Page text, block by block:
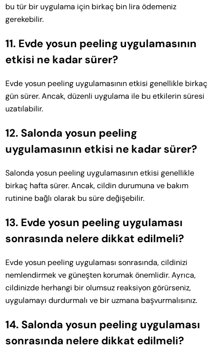
bu tür bir uygulama için birkaç bin lira ödemeniz
gerekebilir.
11. Evde yosun peeling uygulamasının
etkisi ne kadar sürer?
Evde yosun peeling uygulamasının etkisi genellikle birkaç
gün sürer. Ancak, düzenli uygulama ile bu etkilerin süresi
uzatılabilir.
12. Salonda yosun peeling
uygulamasının etkisi ne kadar sürer?
Salonda yosun peeling uygulamasının etkisi genellikle
birkaç hafta sürer. Ancak, cildin durumuna ve bakım
rutinine bağlı olarak bu süre değişebilir.
13. Evde yosun peeling uygulaması
sonrasında nelere dikkat edilmeli?
Evde yosun peeling uygulaması sonrasında, cildinizi
nemlendirmek ve güneşten korumak önemlidir. Ayrıca,
cildinizde herhangi bir olumsuz reaksiyon görürseniz,
uygulamayı durdurmalı ve bir uzmana başvurmalısınız.
14. Salonda yosun peeling uygulaması
sonrasında nelere dikkat edilmeli?